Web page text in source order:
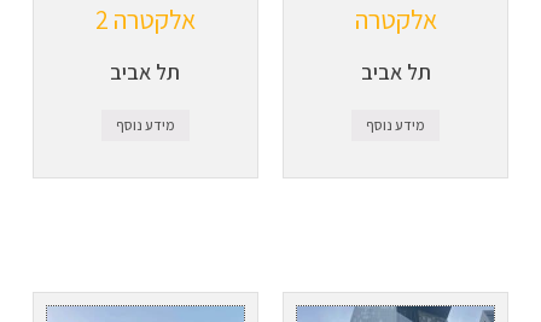
אלקטרה
תל אביב
מידע נוסף
אלקטרה 2
תל אביב
מידע נוסף